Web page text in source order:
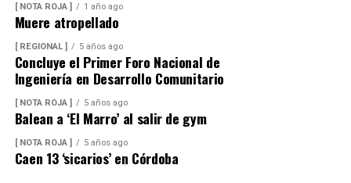
[ NOTA ROJA ] 1 año ago
Muere atropellado
[ REGIONAL ] 5 años ago
Concluye el Primer Foro Nacional de
Ingeniería en Desarrollo Comunitario
[ NOTA ROJA ] 5 años ago
Balean a ‘El Marro’ al salir de gym
[ NOTA ROJA ] 5 años ago
Caen 13 ‘sicarios’ en Córdoba